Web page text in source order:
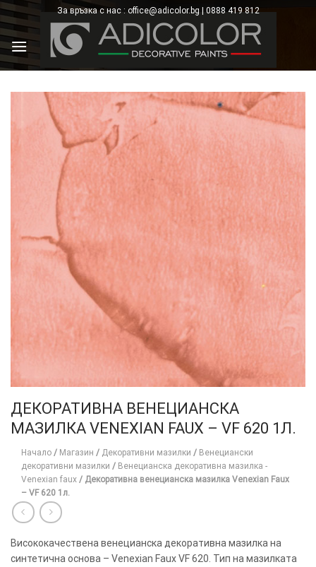
Skip
to
content
За връзка с нас : office@adicolor.bg | 0888 419 812
ДЕКОРАТИВНА ВЕНЕЦИАНСКА
МАЗИЛКА VENEXIAN FAUX – VF 620 1Л.
Начало / Магазин / Декоративни мазилки / Венециански
декоративни мазилки / Венецианска декоративна мазилка -
Venexian faux / Декоративна венецианска мазилка Venexian Faux
– VF 620 1л.
Висококачествена венецианска декоративна мазилка на
синтетична основа – Venexian Faux VF 620. Тип на мазилката
×